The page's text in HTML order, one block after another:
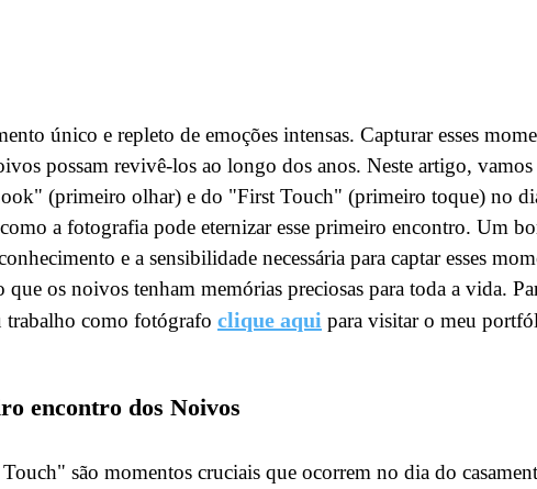
único e repleto de emoções intensas. Capturar esses
possam revivê-los ao longo dos anos. Neste artigo,
(primeiro olhar) e do "First Touch" (primeiro toque) no
como a fotografia pode eternizar esse primeiro encontro. Um
e a sensibilidade necessária para captar esses
os noivos tenham memórias preciosas para toda a vida.
trabalho como fotógrafo clique aqui para visitar o meu
encontro dos Noivos
são momentos cruciais que ocorrem no dia do